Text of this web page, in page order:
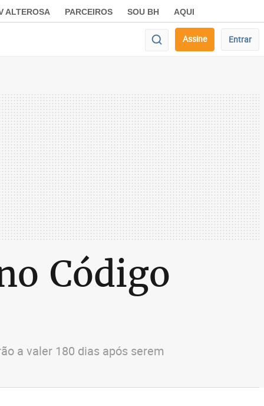
ALTEROSA PARCEIROS SOU BH AQUI
Assine Entrar
Código
a valer 180 dias após serem